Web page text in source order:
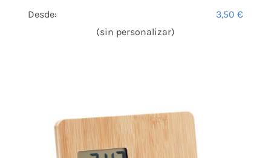
Desde: 3,50€
(sin personalizar)